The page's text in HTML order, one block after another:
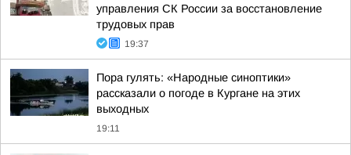
управления СК России за восстановление
трудовых прав
19:37
Пора гулять: «Народные синоптики»
рассказали о погоде в Кургане на этих
выходных
19:11